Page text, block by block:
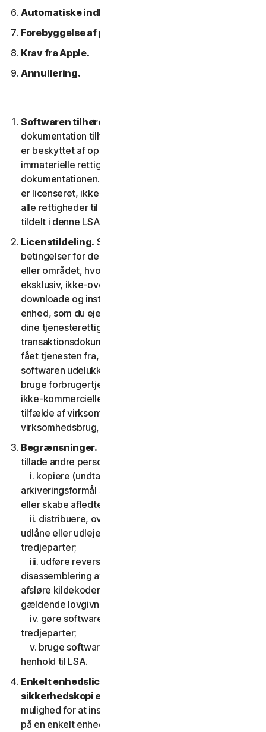
Automatiske indholdsopdateringer.
Forebyggelse af piratkopiering af software.
Krav fra Apple.
Annullering.
Softwaren tilhører os.
dokumentation tilhører os eller vores licensgivere og
er beskyttet af ophavsretlove. Dette inkluderer alle
immaterielle rettigheder i og til softwaren og
dokumentationen. Al software, som vi leverer til dig,
er licenseret, ikke solgt til dig, og vi forbeholder os
alle rettigheder til softwaren, der ikke udtrykkeligt er
tildelt i denne LSA.
Licenstildeling. Så længe du overholder vilkår og
betingelser for denne LSA, giver vi dig i territoriet
eller området, hvor du fik softwaren, en ikke-
eksklusiv, ikke-overførbar tidsbegrænset licens til at
downloade og installere en kopi af softwaren på den
enhed, som du ejer eller kontrollerer som angivet i
dine tjenesterettigheder eller den relevante
transaktionsdokumentation fra den udbyder, du har
fået tjenesten fra, og til at køre en sådan kopi af
softwaren udelukkende med henblik på at tilgå og
bruge forbrugertjenesterne til din egen personlige
ikke-kommercielle brug i tjenestens løbetid, eller, i
tilfælde af virksomhedstjenester, til din interne
virksomhedsbrug, i tjenesteperioden.
Begrænsninger.
tillade andre personer at:
i. kopiere (undtagen til backup- eller
arkiveringsformål som tilladt nedenfor), modificere
eller skabe afledte værker baseret på softwaren;
ii. distribuere, overdrage, viderelicensere, lease,
udlåne eller udleje din ret til at bruge softwaren til
tredjeparter;
iii. udføre reverse engineering, dekompilering eller
disassemblering af softwaren, eller gøre forsøg på at
afsløre kildekoden, undtagen, og kun i det omfang
gældende lovgivning udtrykkeligt tillader det;
iv. gøre softwarens funktionalitet tilgængelig for
tredjeparter;
v. bruge softwaren på en måde, der ikke er tilladt i
henhold til LSA.
Enkelt enhedslicens; Kun en arkiv- eller
sikkerhedskopi er tilladt.
mulighed for at installere en kopi af softwaren til brug
på en enkelt enhed, medmindre dine